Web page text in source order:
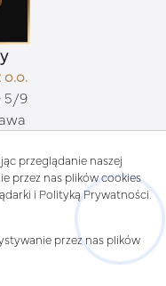
o.o.
5/9
przeglądanie naszej
przez nas plików cookies
i Polityką Prywatności.
przez nas plików